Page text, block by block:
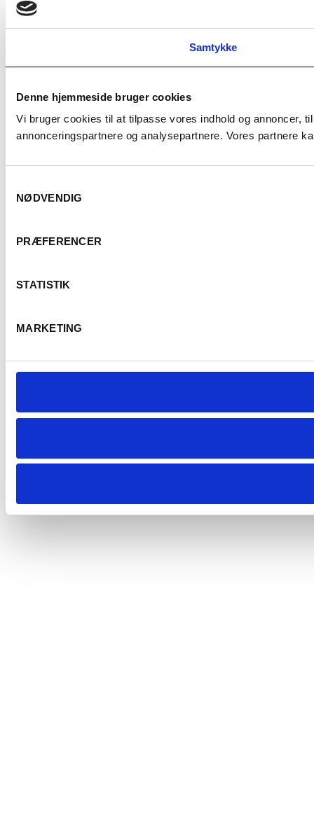
Samtykke
Denne hjemmeside bruger cookies
Vi bruger cookies til at tilpasse vores indhold og annoncer,
annonceringspartnere og analysepartnere. Vores partnere
NØDVENDIG
PRÆFERENCER
STATISTIK
MARKETING